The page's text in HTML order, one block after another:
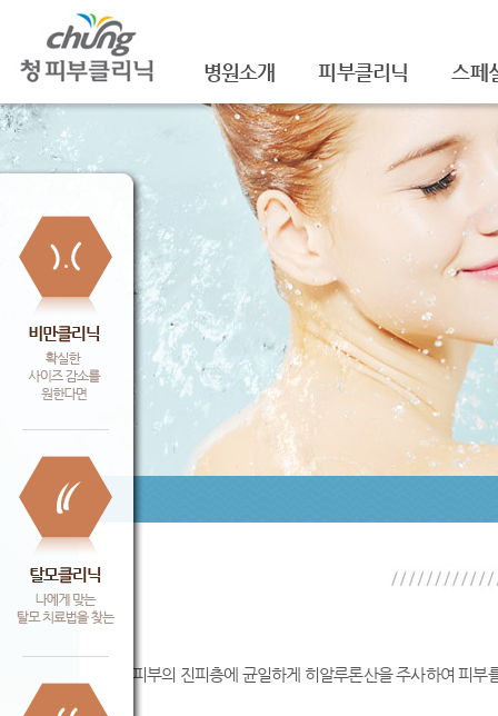
병원소개 피부클리닉 스페
의료진소개
진료안내
레이저장비소개
병원 둘러보기
찾아오시는 길
공지사항
여드름
여드름자국/흉터
모공
기미/색소
주근깨/잡티
문신제거
안면홍조
피부질환치료
셀라
셀라
레이
제모
FNS
물광
백옥
신데
슈링
셀렉
피부의 진피층에 균일하게 히알루론산을 주사하여 피